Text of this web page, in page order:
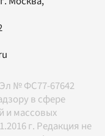
№ ФС77-67642
в сфере
и массовых
г. Редакция не